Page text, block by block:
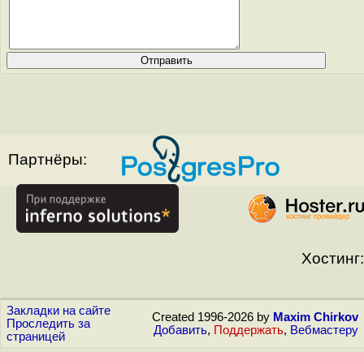
Партнёры:
Хостинг:
Закладки на сайте
Проследить за
страницей
Created 1996-2026 by Maxim Chirkov
Добавить, Поддержать, Вебмастеру